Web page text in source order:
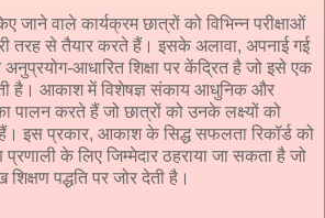
वाले कार्यक्रम छात्रों को विभिन्न परीक्षाओं
तरह से तैयार करते हैं। इसके अलावा, अपनाई गई
अनुप्रयोग-आधारित शिक्षा पर केंद्रित है जो इसे एक
है। आकाश में विशेषज्ञ संकाय आधुनिक और
पालन करते हैं जो छात्रों को उनके लक्ष्यों को
इस प्रकार, आकाश के सिद्ध सफलता रिकॉर्ड को
प्रणाली के लिए जिम्मेदार ठहराया जा सकता है जो
पद्धति पर जोर देती है।